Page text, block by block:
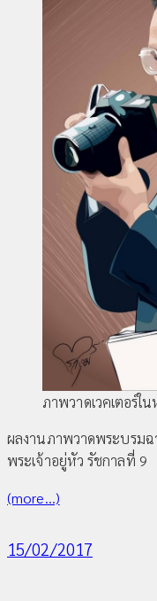
ภาพวาดเวคเตอร์ใ
ผลงานภาพวาดพระบรม
พระเจ้าอยู่หัว รัชกาลที่ 9
(more…)
15/02/2017